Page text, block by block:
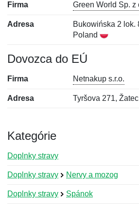
Firma Green World Sp. z
Adresa
Bukowińska 2 lok.
Poland
Dovozca do EÚ
Firma Netnakup s.r.o.
Adresa Tyršova 271,
Kategórie
Doplnky stravy
Doplnky stravy Nervy a mozog
Doplnky stravy Spánok